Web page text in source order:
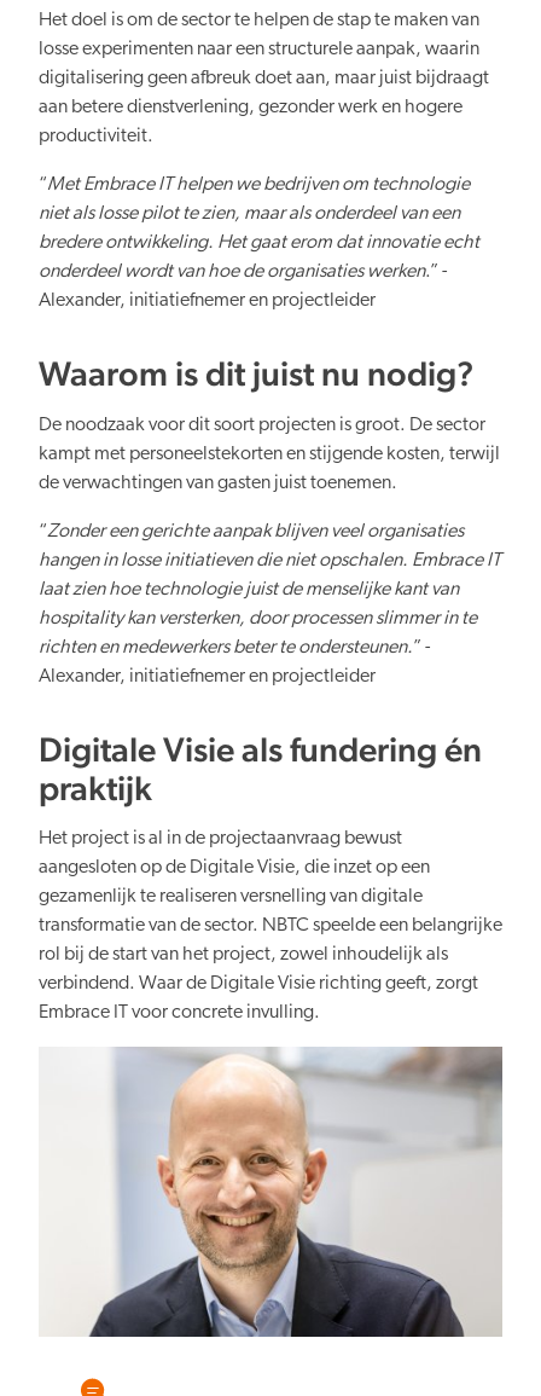
Kennis en data
Het doel is om de sector te helpen de stap te maken van
losse experimenten naar een structurele aanpak, waarin
digitalisering geen afbreuk doet aan, maar juist bijdraagt
aan betere dienstverlening, gezonder werk en hogere
productiviteit.
“Met Embrace IT helpen we bedrijven om technologie
niet als losse pilot te zien, maar als onderdeel van een
bredere ontwikkeling. Het gaat erom dat innovatie echt
onderdeel wordt van hoe de organisaties werken.” -
Alexander, initiatiefnemer en projectleider
Waarom is dit juist nu nodig?
De noodzaak voor dit soort projecten is groot. De sector
kampt met personeelstekorten en stijgende kosten, terwijl
de verwachtingen van gasten juist toenemen.
“Zonder een gerichte aanpak blijven veel organisaties
hangen in losse initiatieven die niet opschalen. Embrace IT
laat zien hoe technologie juist de menselijke kant van
hospitality kan versterken, door processen slimmer in te
richten en medewerkers beter te ondersteunen.” -
Alexander, initiatiefnemer en projectleider
Digitale Visie als fundering én
praktijk
Het project is al in de projectaanvraag bewust
aangesloten op de Digitale Visie, die inzet op een
gezamenlijk te realiseren versnelling van digitale
transformatie van de sector. NBTC speelde een belangrijke
rol bij de start van het project, zowel inhoudelijk als
verbindend. Waar de Digitale Visie richting geeft, zorgt
Embrace IT voor concrete invulling.